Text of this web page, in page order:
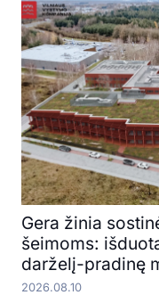
Gera žinia
šeimoms:
darželį-pradinę
2026.08.10